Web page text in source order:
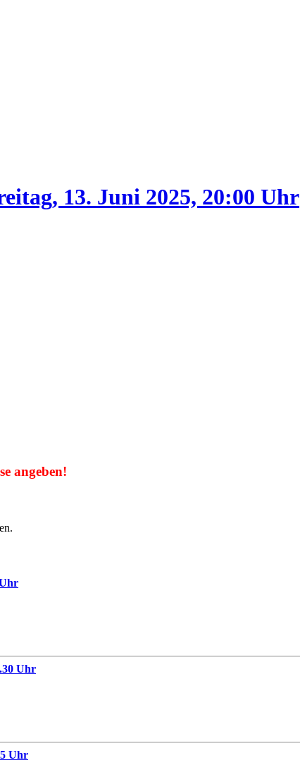
13. Juni 2025, 20:00 Uhr
angeben!
Uhr
Uhr